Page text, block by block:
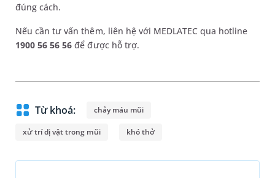
đúng cách.
Nếu cần tư vấn thêm, liên hệ với MEDLATEC qua hotline
1900 56 56 56 để được hỗ trợ.
Từ khoá: chảy máu mũi
xử trí dị vật trong mũi khó thở